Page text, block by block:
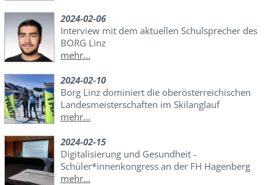
2024-02-06
Interview mit dem aktuellen Schulsprecher des
BORG Linz
mehr...
2024-02-10
Borg Linz dominiert die oberösterreichischen
Landesmeisterschaften im Skilanglauf
mehr...
2024-02-15
Digitalisierung und Gesundheit -
Schüler*innenkongress an der FH Hagenberg
mehr...